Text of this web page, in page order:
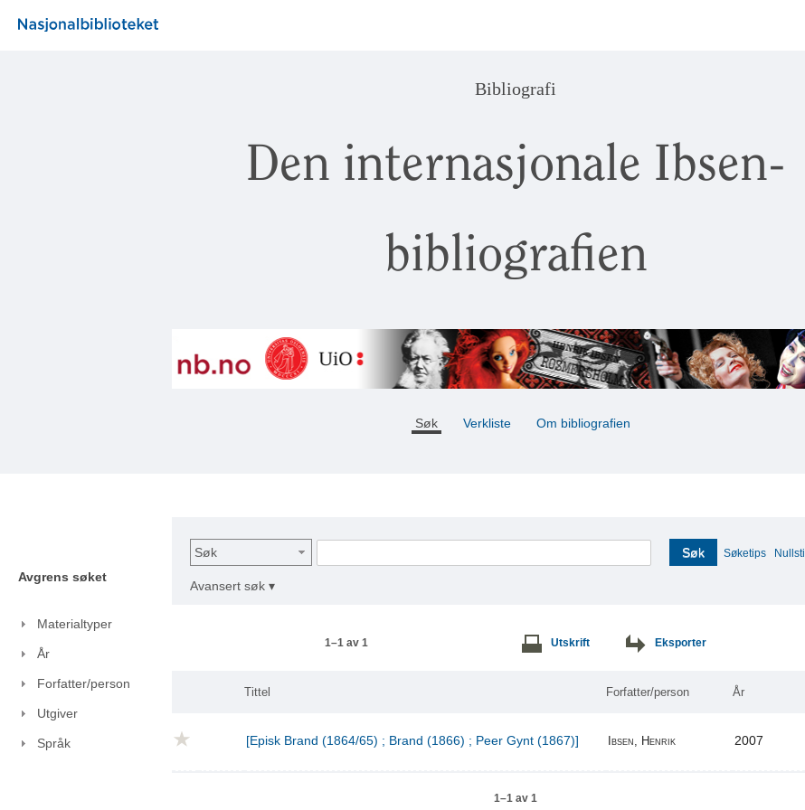
Bibliografi
Den internasjonale Ibsen-
bibliografien
Søk Verkliste Om bibliografien
Avgrens søket
Materialtyper
År
Forfatter/person
Utgiver
Språk
Søk Søk Søketips Nullstill
Avansert søk ▾
1–1 av 1 Utskrift Eksporter
Tittel Forfatter/person År
[Episk Brand (1864/65) ; Brand (1866) ; Peer Gynt (1867)] Ibsen, Henrik 2007
1–1 av 1